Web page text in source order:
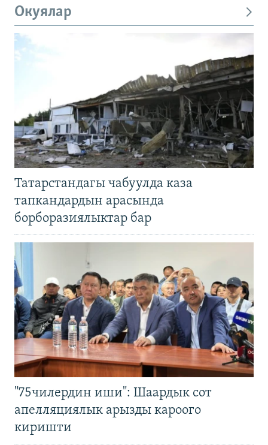
Окуялар
Татарстандагы чабуулда каза
тапкандардын арасында
борборазиялыктар бар
"75чилердин иши": Шаардык сот
апелляциялык арызды кароого
киришти